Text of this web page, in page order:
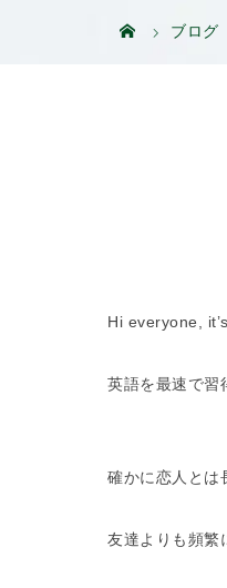
ブログ
Hi everyone,
英語を最速で習
確かに恋人とは
友達よりも頻繁